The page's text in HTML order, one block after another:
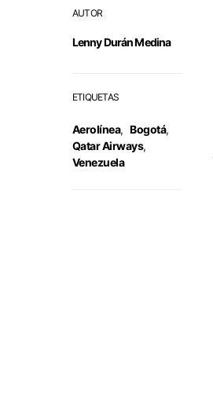
AUTOR
Lenny Durán Medina
ETIQUETAS
Aerolínea, Bogotá,
Qatar Airways,
Venezuela